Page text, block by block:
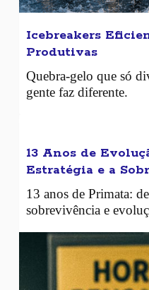
Icebreakers
Produtivas
Quebra-gelo que só
gente faz diferente.
13 Anos de
Estratégia e a
13 anos de Primata:
sobrevivência e